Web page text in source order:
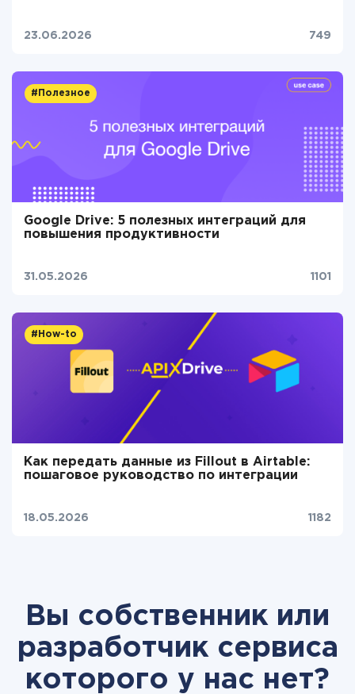
23.06.2026 749
#Полезное
Google Drive: 5 полезных интеграций для
повышения продуктивности
31.05.2026 1101
#How-to
Как передать данные из Fillout в Airtable:
пошаговое руководство по интеграции
18.05.2026 1182
Вы собственник или
разработчик сервиса
которого у нас нет?